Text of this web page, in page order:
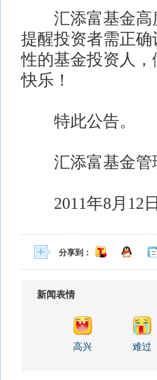
汇添富基金高
提醒投资者需正
性的基金投资人
快乐！
特此公告。
汇添富基金管
2011年8月12日
分享到：
新闻表情
高兴 难过